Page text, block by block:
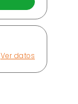
Ver datos